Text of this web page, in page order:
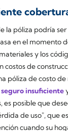
la póliza podría
en el momento
y los
costos de
póliza de costo
insuficiente
es posible que
de uso", que
cuando su